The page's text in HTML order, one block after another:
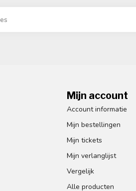
Mijn account
Account informatie
Mijn bestellingen
Mijn tickets
Mijn verlanglijst
Vergelijk
Alle producten